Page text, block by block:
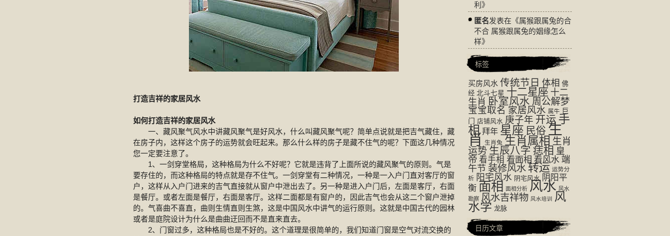
打造吉祥的家居风水
如何打造吉祥的家居风水
一、藏风聚气风水中讲藏风聚气是好风水，什么叫藏风聚气呢？简单点说就是把吉气藏住，藏
在房子内，这样这个房子的运势就会旺起来。那么什么样的房子是藏不住气的呢？下面这几种情况
您一定要注意了。
1、一剑穿堂格局，这种格局为什么不好呢？它就是违背了上面所说的藏风聚气的原则。气是
要存住的，而这种格局的特点就是存不住气。一剑穿堂有二种情况，一种是一入户门直对客厅的窗
户，这样从入户门进来的吉气直接就从窗户中泄出去了。另一种是进入户门后，左面是客厅，右面
是餐厅。或者左面是餐厅，右面是客厅。这样二面都是有窗户的，因此吉气也会从这二个窗户泄掉
的。气喜曲不喜直，曲则生情直则生煞，这是中国风水中讲气的运行原则。这就是中国古代的园林
或者是庭院设计为什么是曲曲迂回而不是直来直去。
2、门窗过多，这种格局也是不好的。这个道理是很简单的，我们知道门窗是空气对流交换的
利 》
匿名发表在《属猴跟属兔的合
不合 属猴跟属兔的姻缘怎么
样》
标签
买房风水 传统节日 体相 佛
经 北斗七星 十二星座 十二
生肖 卧室风水 周公解梦
宝宝取名 家居风水 属牛 巨
门
店铺风水 庚子年 开运 手
相 拜年 星座 民俗生
肖 生肖兔 生肖属相 生肖
运势 生辰八字 痣相 皇
帝 看手相 看面相 看风水 端
午节 装修风水转运 运势分
析 阳宅风水 阴宅风水 阴阳平
衡 面相 面相分析 风水 风水
勘察 风水吉祥物 风水培训 风
水学 龙脉
日历文章